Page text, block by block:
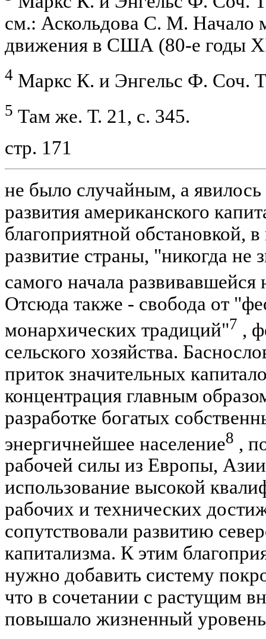
см.: Аскольдова С. М. Начало
движения в США (80-е годы
4 Маркс К. и Энгельс Ф. Соч.
5 Там же. Т. 21, с. 345.
стр. 171
не было случайным, а явилось
развития американского
благоприятной обстановкой,
развитие страны, "никогда не
самого начала
Отсюда также - свобода от
монархических традиций"7 ,
сельского хозяйства.
приток значительных
концентрация главным
разработке богатых
энергичнейшее население8 ,
рабочей силы из Европы,
использование высокой
рабочих и технических
сопутствовали развитию
капитализма. К этим
нужно добавить систему
что в сочетании с растущим
повышало жизненный уровень